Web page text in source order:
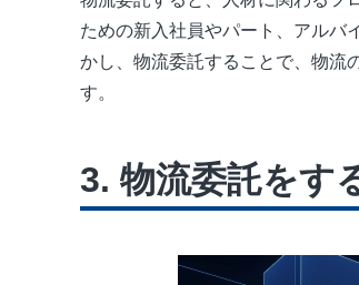
ための新入社員やパート、アルバ
かし、物流委託することで、物流
す。
物流委託をす